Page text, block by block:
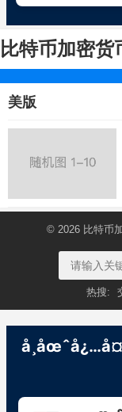
比特币加密货
美版
© 2026 比特币
热搜: